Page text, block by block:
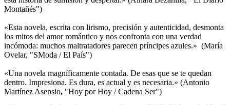
Montañés")
«Esta novela, escrita con lirismo, precisión y autenticidad, desmonta
los mitos del amor romántico y nos confronta con una verdad
incómoda: muchos maltratadores parecen príncipes azules.» (María
Ovelar, "SModa / El País")
«Una novela magníficamente contada. De esas que se te quedan
dentro. Impresiona. Es dura, es actual y es necesaria.» (Antonio
Martínez Asensio, "Hoy por Hoy / Cadena Ser")